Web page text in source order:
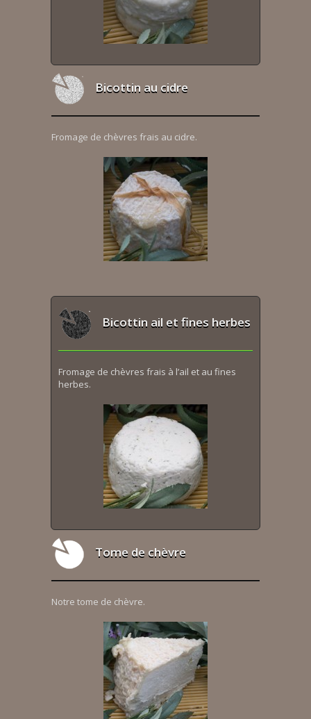
Bicottin au cidre
Fromage de chèvres frais au cidre.
Bicottin ail et fines herbes
Fromage de chèvres frais à l’ail et au fines
herbes.
Tome de chèvre
Notre tome de chèvre.